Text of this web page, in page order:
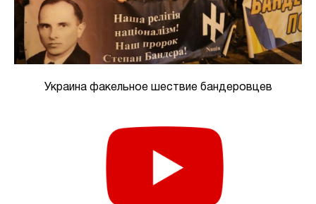
Украина факельное шествие бандеровцев